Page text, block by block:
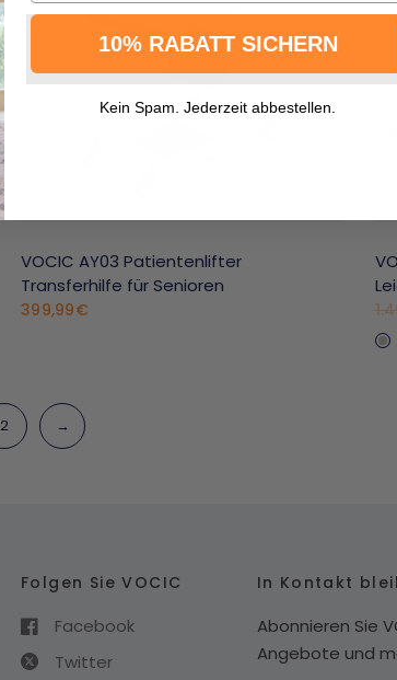
VOCIC AY03 Patientenlifter
Transferhilfe für Senioren
399,99€
2 →
Folgen Sie VOCIC
Facebook
Twitter
In Kontakt
Abonnieren Sie
Angebote und
10% RABATT SICHERN
Kein Spam. Jederzeit abbestellen.